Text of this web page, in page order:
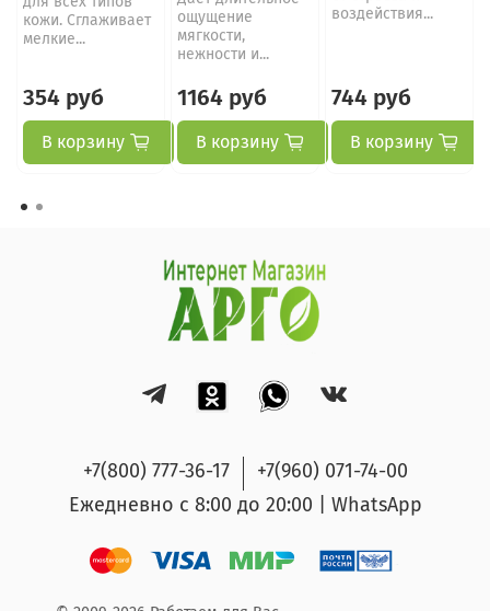
кожи. Сглаживает
мелкие...
354 руб
В корзину
ощущение
мягкости,
нежности и...
1164 руб
В корзину
воздействия...
744 руб
В корзину
+7(800) 777-36-17
+7(960) 071-74-00
Ежедневно с 8:00 до 20:00 | WhatsApp